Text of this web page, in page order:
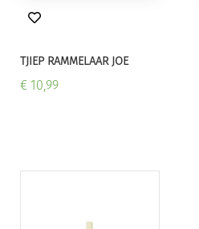
TJIEP RAMMELAAR JOE
€ 10,99